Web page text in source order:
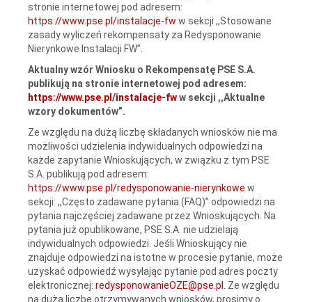
stronie internetowej pod adresem:
https://www.pse.pl/instalacje-fw w sekcji ,,Stosowane
zasady wyliczeń rekompensaty za Redysponowanie
Nierynkowe Instalacji FW”.
Aktualny wzór Wniosku o Rekompensatę PSE S.A.
publikują na stronie internetowej pod adresem:
https://www.pse.pl/instalacje-fww sekcji ,,Aktualne
wzory dokumentów”.
Ze względu na dużą liczbę składanych wniosków nie ma
możliwości udzielenia indywidualnych odpowiedzi na
każde zapytanie Wnioskujących, w związku z tym PSE
S.A. publikują pod adresem:
https://www.pse.pl/redysponowanie-nierynkowe w
sekcji: ,,Często zadawane pytania (FAQ)” odpowiedzi na
pytania najczęściej zadawane przez Wnioskujących. Na
pytania już opublikowane, PSE S.A. nie udzielają
indywidualnych odpowiedzi. Jeśli Wnioskujący nie
znajduje odpowiedzi na istotne w procesie pytanie, może
uzyskać odpowiedź wysyłając pytanie pod adres poczty
elektronicznej: redysponowanieOZE@pse.pl
. Ze względu
na dużą liczbę otrzymywanych wniosków, prosimy o